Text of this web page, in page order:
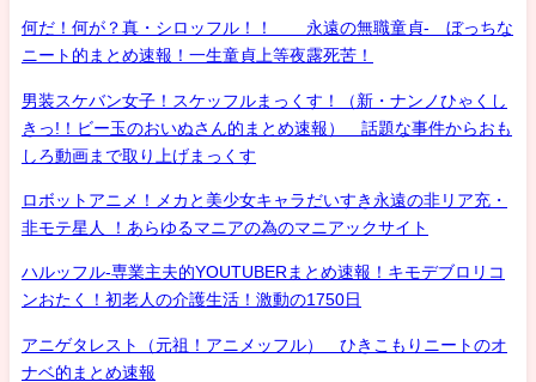
何だ！何が？真・シロッフル！！ 永遠の無職童貞- ぼっちな
ニート的まとめ速報！一生童貞上等夜露死苦！
男装スケバン女子！スケッフルまっくす！（新・ナンノひゃくし
きっ!！ビー玉のおいぬさん的まとめ速報） 話題な事件からおも
しろ動画まで取り上げまっくす
ロボットアニメ！メカと美少女キャラだいすき永遠の非リア充・
非モテ星人 ！あらゆるマニアの為のマニアックサイト
ハルッフル-専業主夫的YOUTUBERまとめ速報！キモデブロリコ
ンおたく！初老人の介護生活！激動の1750日
アニゲタレスト（元祖！アニメッフル） ひきこもりニートのオ
ナベ的まとめ速報